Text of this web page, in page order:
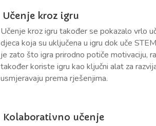
Učenje kroz igru
Učenje kroz igru također se pokazalo vrlo
djeca koja su uključena u igru dok uče
je zato što igra prirodno potiče motivaciju,
također koriste igru kao ključni alat za
usmjeravaju prema rješenjima.
Kolaborativno učenje